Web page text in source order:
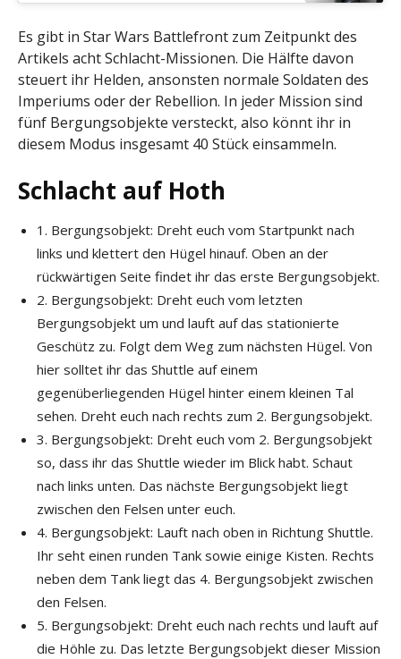
Es gibt in Star Wars Battlefront zum Zeitpunkt des
Artikels acht Schlacht-Missionen. Die Hälfte davon
steuert ihr Helden, ansonsten normale Soldaten des
Imperiums oder der Rebellion. In jeder Mission sind
fünf Bergungsobjekte versteckt, also könnt ihr in
diesem Modus insgesamt 40 Stück einsammeln.
Schlacht auf Hoth
1. Bergungsobjekt: Dreht euch vom Startpunkt nach
links und klettert den Hügel hinauf. Oben an der
rückwärtigen Seite findet ihr das erste Bergungsobjekt.
2. Bergungsobjekt: Dreht euch vom letzten
Bergungsobjekt um und lauft auf das stationierte
Geschütz zu. Folgt dem Weg zum nächsten Hügel. Von
hier solltet ihr das Shuttle auf einem
gegenüberliegenden Hügel hinter einem kleinen Tal
sehen. Dreht euch nach rechts zum 2. Bergungsobjekt.
3. Bergungsobjekt: Dreht euch vom 2. Bergungsobjekt
so, dass ihr das Shuttle wieder im Blick habt. Schaut
nach links unten. Das nächste Bergungsobjekt liegt
zwischen den Felsen unter euch.
4. Bergungsobjekt: Lauft nach oben in Richtung Shuttle.
Ihr seht einen runden Tank sowie einige Kisten. Rechts
neben dem Tank liegt das 4. Bergungsobjekt zwischen
den Felsen.
5. Bergungsobjekt: Dreht euch nach rechts und lauft auf
die Höhle zu. Das letzte Bergungsobjekt dieser Mission